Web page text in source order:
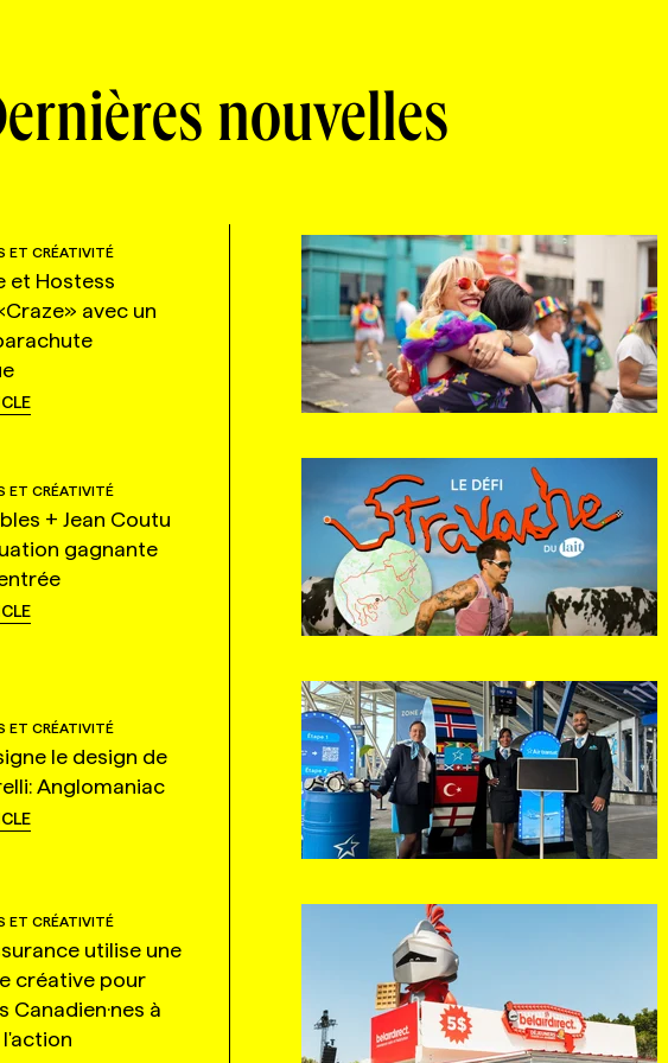
nouvelles
ET CRÉATIVITÉ
et Hostess
avec un
ET CRÉATIVITÉ
+ Jean Coutu
gagnante
ET CRÉATIVITÉ
le design de
Anglomaniac
ET CRÉATIVITÉ
utilise une
créative pour
Canadien·nes à
l'action